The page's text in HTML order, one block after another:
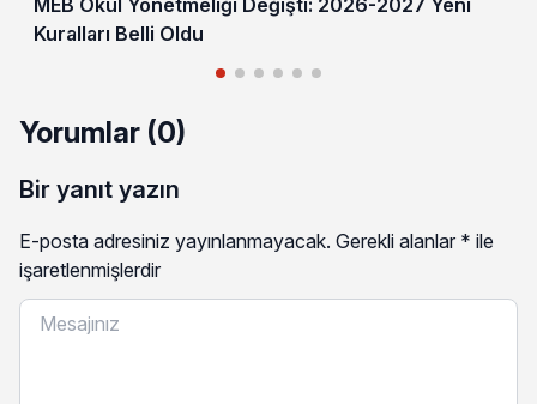
Kuralları Belli Oldu
Yorumlar (0)
Bir yanıt yazın
E-posta adresiniz yayınlanmayacak. Gerekli alanlar * ile
işaretlenmişlerdir